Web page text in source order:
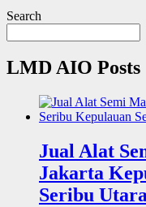
Search
LMD AIO Posts
Jual Alat
Jakarta
Seribu